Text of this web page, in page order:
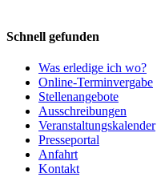
Schnell gefunden
Was erledige ich wo?
Online-Terminvergabe
Stellenangebote
Ausschreibungen
Veranstaltungskalender
Presseportal
Anfahrt
Kontakt